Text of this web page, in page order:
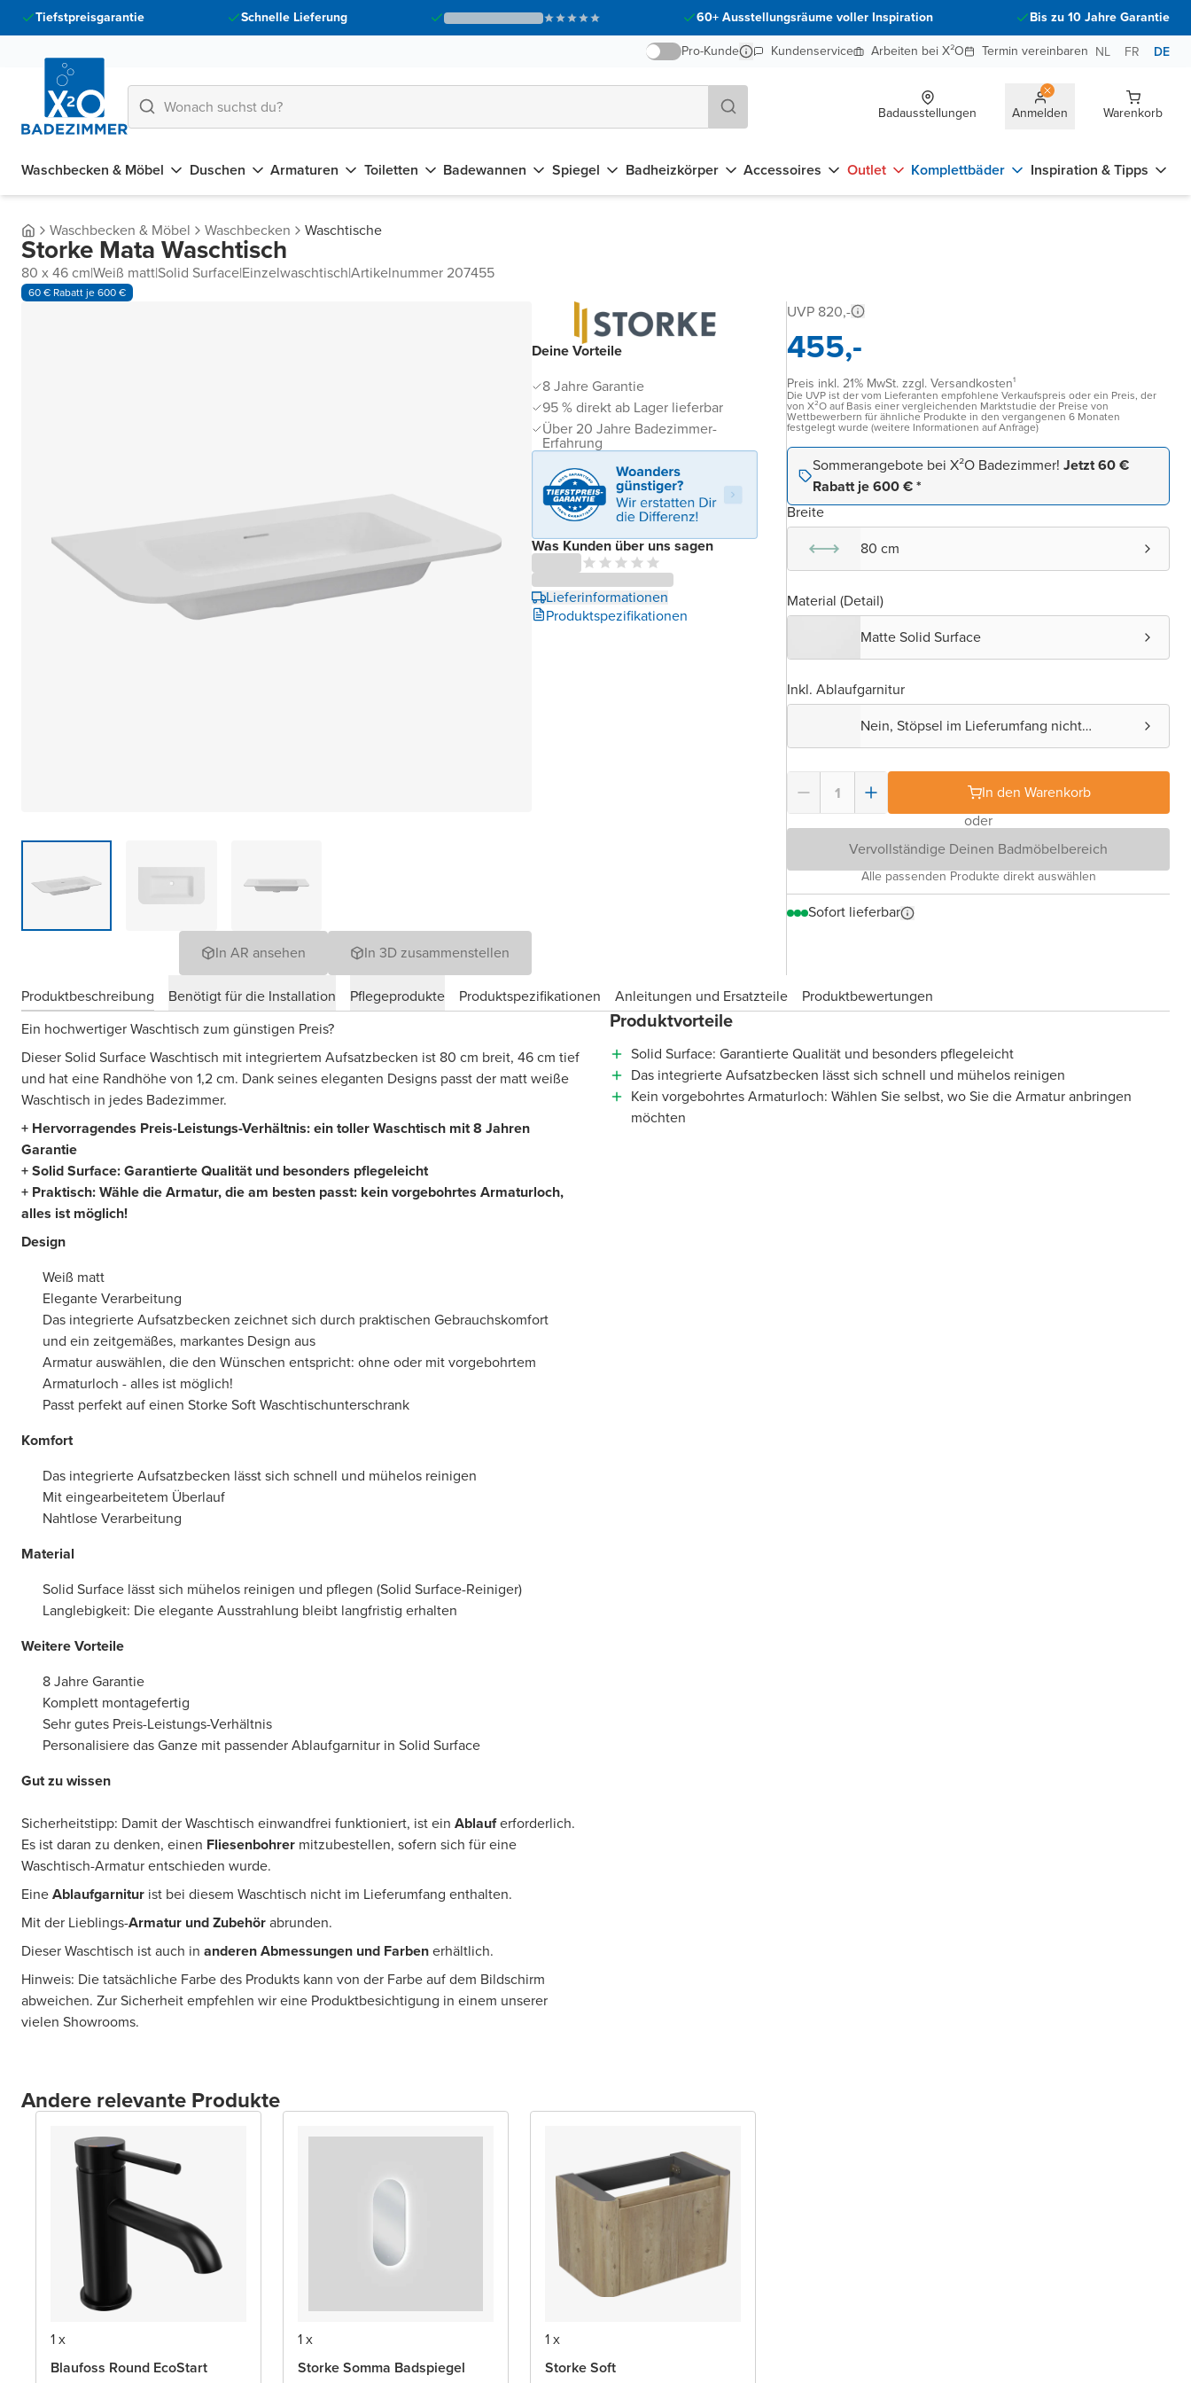
Tiefstpreisgarantie Schnelle Lieferung 60+ Ausstellungsräume voller Inspiration
Bis zu 10 Jahre Garantie
Pro-Kunde
Kundenservice Arbeiten bei X²O Termin vereinbaren NL FR DE
Badausstellungen Anmelden Warenkorb
Waschbecken & Möbel Duschen Armaturen Toiletten Badewannen Spiegel Badheizkörper Accessoires Outlet Komplettbäder Inspiration & Tipps
Waschbecken & Möbel Waschbecken Waschtische
Storke Mata Waschtisch
80 x 46 cm|Weiß matt|Solid Surface|Einzelwaschtisch|Artikelnummer 207455
60 € Rabatt je 600 €
In AR ansehen In 3D zusammenstellen
Deine Vorteile
8 Jahre Garantie
95 % direkt ab Lager lieferbar
Über 20 Jahre Badezimmer-
Erfahrung
Was Kunden über uns sagen
Lieferinformationen
Produktspezifikationen
UVP 820,-
455,-
Preis inkl. 21% MwSt. zzgl. Versandkosten¹
Die UVP ist der vom Lieferanten empfohlene Verkaufspreis oder ein Preis, der
von X²O auf Basis einer vergleichenden Marktstudie der Preise von
Wettbewerbern für ähnliche Produkte in den vergangenen 6 Monaten
festgelegt wurde (weitere Informationen auf Anfrage)
Sommerangebote bei X²O Badezimmer! Jetzt 60 €
Rabatt je 600 € *
Breite
80 cm
Material (Detail)
Matte Solid Surface
Inkl. Ablaufgarnitur
Nein, Stöpsel im Lieferumfang nicht
enthalten.
In den Warenkorb
oder
Vervollständige Deinen Badmöbelbereich
Alle passenden Produkte direkt auswählen
Sofort lieferbar
Produktbeschreibung Benötigt für die Installation Pflegeprodukte Produktspezifikationen Anleitungen und Ersatzteile
Produktbewertungen
Ein hochwertiger Waschtisch zum günstigen Preis?
Dieser Solid Surface Waschtisch mit integriertem Aufsatzbecken ist 80 cm breit, 46 cm tief
und hat eine Randhöhe von 1,2 cm. Dank seines eleganten Designs passt der matt weiße
Waschtisch in jedes Badezimmer.
+ Hervorragendes Preis-Leistungs-Verhältnis: ein toller Waschtisch mit 8 Jahren
Garantie
+ Solid Surface: Garantierte Qualität und besonders pflegeleicht
+ Praktisch: Wähle die Armatur, die am besten passt: kein vorgebohrtes Armaturloch,
alles ist möglich!
Design
Weiß matt
Elegante Verarbeitung
Das integrierte Aufsatzbecken zeichnet sich durch praktischen Gebrauchskomfort
und ein zeitgemäßes, markantes Design aus
Armatur auswählen, die den Wünschen entspricht: ohne oder mit vorgebohrtem
Armaturloch - alles ist möglich!
Passt perfekt auf einen Storke Soft Waschtischunterschrank
Komfort
Das integrierte Aufsatzbecken lässt sich schnell und mühelos reinigen
Mit eingearbeitetem Überlauf
Nahtlose Verarbeitung
Material
Solid Surface lässt sich mühelos reinigen und pflegen (Solid Surface-Reiniger)
Langlebigkeit: Die elegante Ausstrahlung bleibt langfristig erhalten
Weitere Vorteile
8 Jahre Garantie
Komplett montagefertig
Sehr gutes Preis-Leistungs-Verhältnis
Personalisiere das Ganze mit passender Ablaufgarnitur in Solid Surface
Gut zu wissen
Sicherheitstipp: Damit der Waschtisch einwandfrei funktioniert, ist ein Ablauferforderlich.
Es ist daran zu denken, einen Fliesenbohrer mitzubestellen, sofern sich für eine
Waschtisch-Armatur entschieden wurde.
EineAblaufgarnitur ist bei diesem Waschtisch nicht im Lieferumfang enthalten.
Mit der Lieblings-Armatur und Zubehörabrunden.
Dieser Waschtisch ist auch in anderen Abmessungen und Farbenerhältlich.
Hinweis: Die tatsächliche Farbe des Produkts kann von der Farbe auf dem Bildschirm
abweichen. Zur Sicherheit empfehlen wir eine Produktbesichtigung in einem unserer
vielen Showrooms.
Produktvorteile
Solid Surface: Garantierte Qualität und besonders pflegeleicht
Das integrierte Aufsatzbecken lässt sich schnell und mühelos reinigen
Kein vorgebohrtes Armaturloch: Wählen Sie selbst, wo Sie die Armatur anbringen
möchten
Andere relevante Produkte
1 x
Blaufoss Round EcoStart
1 x
Storke Somma Badspiegel
1 x
Storke Soft